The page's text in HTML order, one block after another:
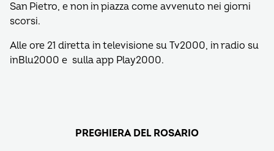
San Pietro, e non in piazza come avvenuto nei giorni
scorsi.
Alle ore 21 diretta in televisione su Tv2000, in radio su
inBlu2000 e sulla app Play2000.
PREGHIERA DEL ROSARIO